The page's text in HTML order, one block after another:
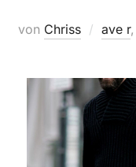
von Chriss ave r,